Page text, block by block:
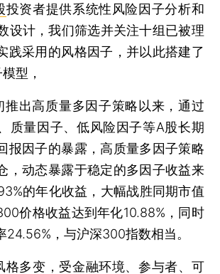
投资者提供系统性风险因子分析和
设计，我们筛选并关注十组已被理
践采用的风格因子，并以此搭建了
型，
出高质量多因子策略以来，通过
质量因子、低风险因子等A股长期
报因子的暴露，高质量多因子策略
，动态暴露于稳定的多因子收益来
的年化收益，大幅战胜同期市值
价格收益达到年化10.88%，同时
24.56%，与沪深300指数相当。
多变，受金融环境、参与者、可